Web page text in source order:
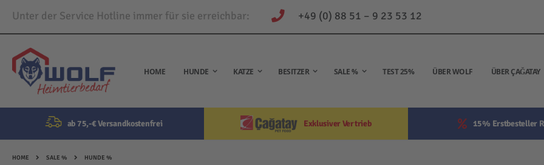
Unter der Service Hotline immer für sie erreichbar: +49 (0) 88 51 – 9 23 53 12
Direkt
zum
Inhalt
HOME HUNDE KATZE BESITZER SALE % TEST 25% ÜBER WOLF ÜBER ÇAĞATAY
ab 75,-€ Versandkostenfrei Exklusiver Vertrieb 15% Erstbesteller
HOME SALE % HUNDE %